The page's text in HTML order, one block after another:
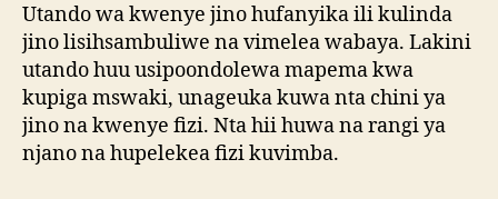
Utando wa kwenye jino hufanyika ili kulinda
jino lisihsambuliwe na vimelea wabaya. Lakini
utando huu usipoondolewa mapema kwa
kupiga mswaki, unageuka kuwa nta chini ya
jino na kwenye fizi. Nta hii huwa na rangi ya
njano na hupelekea fizi kuvimba.